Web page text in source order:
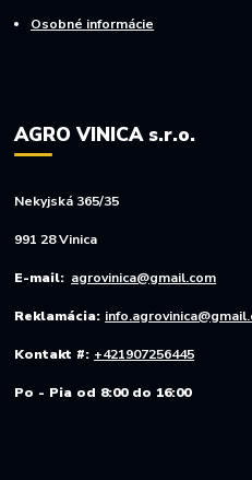
Osobné informácie
AGRO VINICA s.r.o.
Nekyjská 365/35
991 28 Vinica
E-mail: agrovinica@gmail.com
Reklamácia:
Kontakt #: +421907256445
Po - Pia od 8:00 do 16:00